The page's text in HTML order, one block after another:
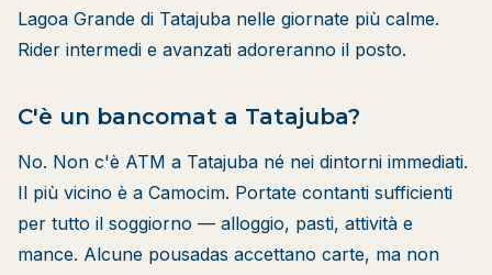
Lagoa Grande di Tatajuba nelle giornate più calme.
Rider intermedi e avanzati adoreranno il posto.
C'è un bancomat a Tatajuba?
No. Non c'è ATM a Tatajuba né nei dintorni immediati.
Il più vicino è a Camocim. Portate contanti sufficienti
per tutto il soggiorno — alloggio, pasti, attività e
mance. Alcune pousadas accettano carte, ma non